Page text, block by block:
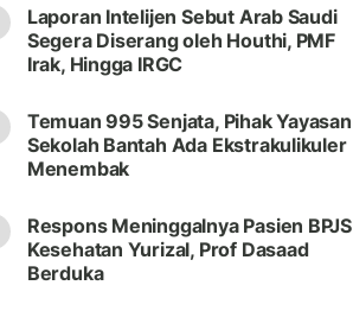
Laporan Intelijen Sebut Arab Saudi
Segera Diserang oleh Houthi, PMF
Irak, Hingga IRGC
Temuan 995 Senjata, Pihak Yayasan
Sekolah Bantah Ada Ekstrakulikuler
Menembak
Respons Meninggalnya Pasien BPJS
Kesehatan Yurizal, Prof Dasaad
Berduka